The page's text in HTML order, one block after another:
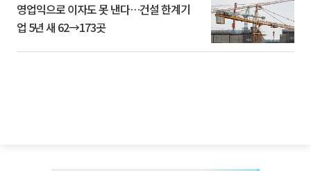
영업익으로 이자도 못 낸다…건설 한계기
업 5년 새 62→173곳